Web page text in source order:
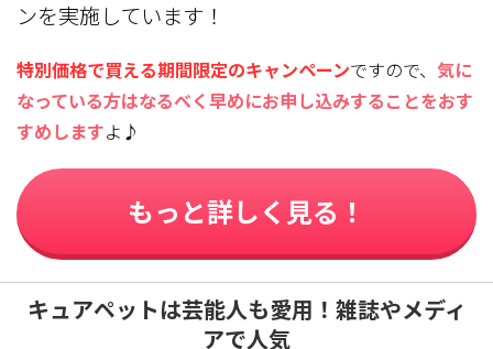
ンを実施しています！
特別価格で買える期間限定のキャンペーンですので、 気に
なっている方はなるべく早めにお申し込みすることをおす
すめしますよ♪
もっと詳しく見る！
キュアペットは芸能人も愛用！雑誌やメディ
アで人気